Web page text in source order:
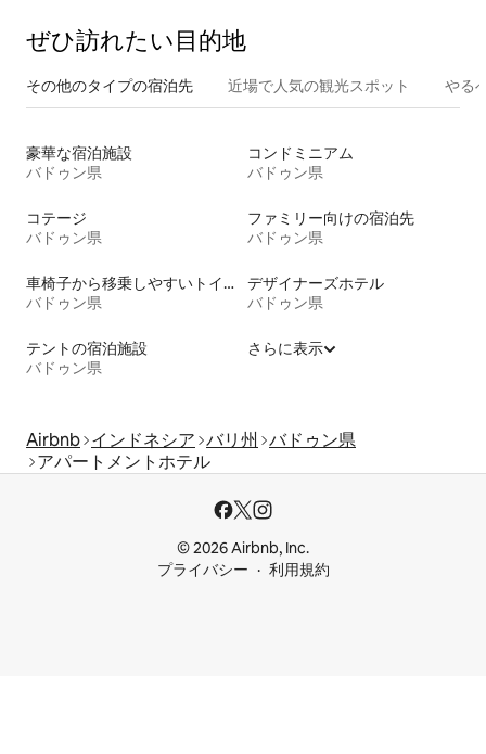
ぜひ訪⁠れ⁠た⁠い目⁠的⁠地
その他のタ⁠イ⁠プ⁠の宿⁠泊⁠先 近場で人気の観光スポット やる
豪華な宿泊施設
バドゥン県
コンドミニアム
バドゥン県
コテージ
バドゥン県
ファミリー向けの宿泊先
バドゥン県
車椅子から移乗しやすいトイレ付きの宿泊施設
バドゥン県
デザイナーズホテル
バドゥン県
テントの宿泊施設
バドゥン県
さらに表示
Airbnb インドネシア バリ州
バドゥン県
アパートメントホテル
© 2026 Airbnb, Inc.
プライバシー
利用規約